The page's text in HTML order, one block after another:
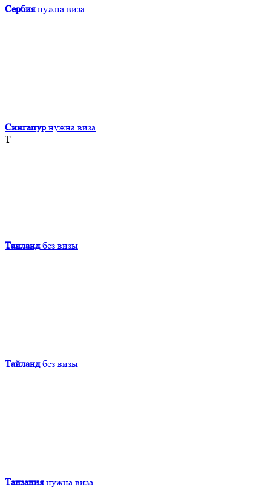
Сербия нужна виза
Сингапур нужна виза
Т
Таиланд без визы
Тайланд без визы
Танзания нужна виза